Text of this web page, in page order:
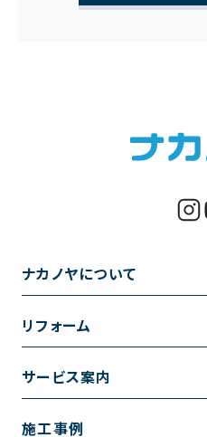
ナカノヤについて
事業内容
採用情報
リフォーム
トイレのリフォーム
サービス案内
サービスの流れ
施工事例